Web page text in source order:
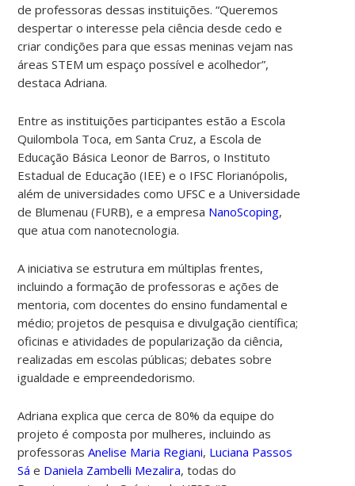
de professoras dessas instituições. “Queremos
despertar o interesse pela ciência desde cedo e
criar condições para que essas meninas vejam nas
áreas STEM um espaço possível e acolhedor”,
destaca Adriana.
Entre as instituições participantes estão a Escola
Quilombola Toca, em Santa Cruz, a Escola de
Educação Básica Leonor de Barros, o Instituto
Estadual de Educação (IEE) e o IFSC Florianópolis,
além de universidades como UFSC e a Universidade
de Blumenau (FURB), e a empresa NanoScoping,
que atua com nanotecnologia.
A iniciativa se estrutura em múltiplas frentes,
incluindo a formação de professoras e ações de
mentoria, com docentes do ensino fundamental e
médio; projetos de pesquisa e divulgação científica;
oficinas e atividades de popularização da ciência,
realizadas em escolas públicas; debates sobre
igualdade e empreendedorismo.
Adriana explica que cerca de 80% da equipe do
projeto é composta por mulheres, incluindo as
professorasAnelise Maria Regiani, Luciana Passos
Sá e Daniela Zambelli Mezalira, todas do